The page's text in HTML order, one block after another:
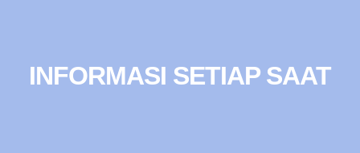
INFORMASI SETIAP SAAT